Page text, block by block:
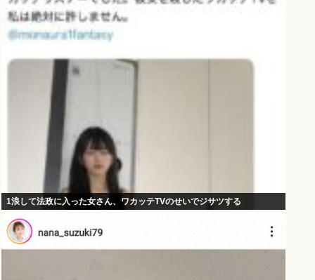
1浪して法政に入った女さん、ワカッテTVのせいでジサツする